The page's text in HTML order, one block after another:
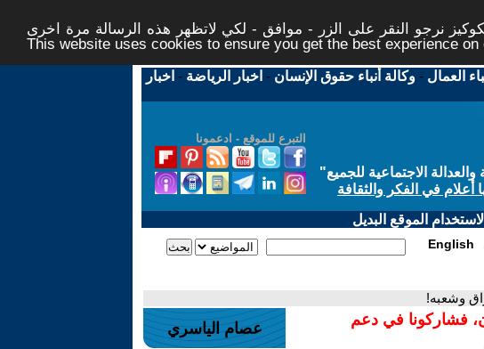
نرجو النقر على الزر - موافق - لكي لاتظهر هذه الرسالة مرة اخرى -
This website uses cookies to ensure you get the best experience on
العمال -وكالة أنباء حقوق الإنسان - اخبار الرياضة - اخبار
التبرع للموقع - ادعمونا
الاجتماعية للجميع"
أعلام في الفكر والثقافة
الموقع البديل
English
وشعبه!
فشاركونا في دعم
عصام الياسري